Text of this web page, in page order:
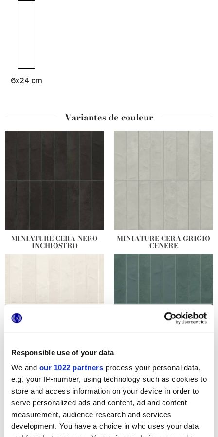
Responsible use of your data
We and our 1022 partners process your personal data,
e.g. your IP-number, using technology such as cookies to
store and access information on your device in order to
serve personalized ads and content, ad and content
measurement, audience research and services
development. You have a choice in who uses your data
6x24 cm
Variantes de couleur
MINIATURE CERA NERO
INCHIOSTRO
MINIATURE CERA GRIGIO
CENERE
LATTE FORESTA